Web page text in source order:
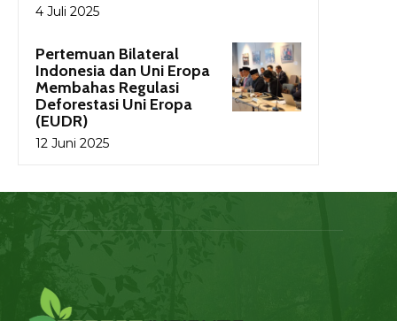
4 Juli 2025
Pertemuan Bilateral
Indonesia dan Uni Eropa
Membahas Regulasi
Deforestasi Uni Eropa
(EUDR)
12 Juni 2025